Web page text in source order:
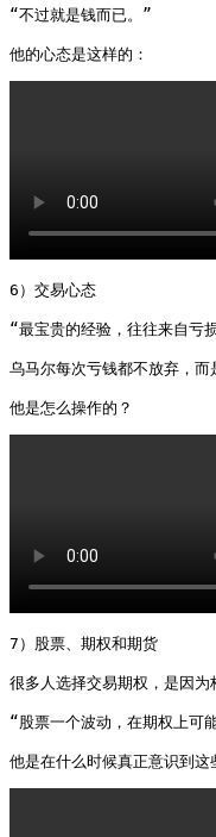
“不过就是钱而已。”
他的心态是这样的：
6）交易心态
“最宝贵的经验，往往来自亏
乌马尔每次亏钱都不放弃，而
他是怎么操作的？
7）股票、期权和期货
很多人选择交易期权，是因为
“股票一个波动，在期权上可
他是在什么时候真正意识到这